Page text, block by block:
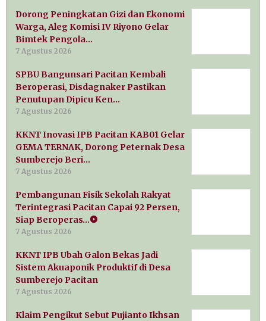
Dorong Peningkatan Gizi dan Ekonomi
Warga, Aleg Komisi IV Riyono Gelar
Bimtek Pengola…
7 Agustus 2026
SPBU Bangunsari Pacitan Kembali
Beroperasi, Disdagnaker Pastikan
Penutupan Dipicu Ken…
7 Agustus 2026
KKNT Inovasi IPB Pacitan KAB01 Gelar
GEMA TERNAK, Dorong Peternak Desa
Sumberejo Beri…
7 Agustus 2026
Pembangunan Fisik Sekolah Rakyat
Terintegrasi Pacitan Capai 92 Persen,
Siap Beroperas…
7 Agustus 2026
KKNT IPB Ubah Galon Bekas Jadi
Sistem Akuaponik Produktif di Desa
Sumberejo Pacitan
7 Agustus 2026
Klaim Pengikut Sebut Pujianto Ikhsan